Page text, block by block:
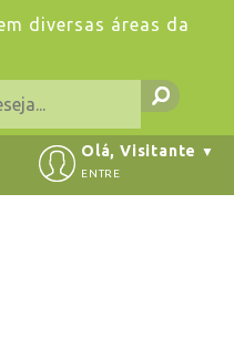
diversas áreas da
Olá, Visitante ▼
ENTRE